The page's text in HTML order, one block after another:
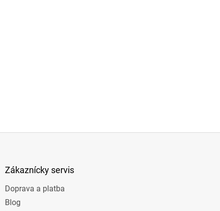
Zákaznícky servis
Doprava a platba
Blog